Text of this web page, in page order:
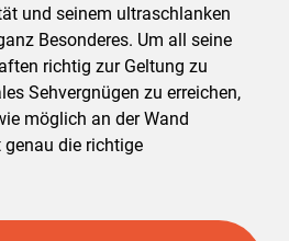
und seinem ultraschlanken
Besonderes. Um all seine
richtig zur Geltung zu
Sehvergnügen zu erreichen,
möglich an der Wand
die richtige